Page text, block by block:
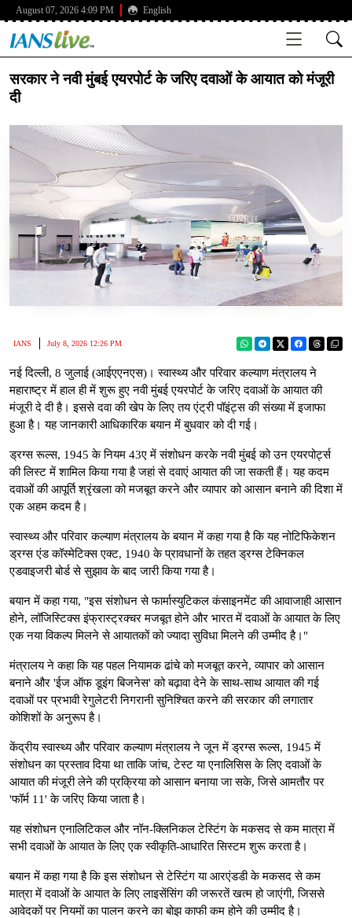
August 07, 2026 4:09 PM English
सरकार ने नवी मुंबई एयरपोर्ट के जरिए दवाओं के आयात को मंजूरी
दी
IANS July 8, 2026 12:26 PM
नई दिल्ली, 8 जुलाई (आईएएनएस)। स्वास्थ्य और परिवार कल्याण मंत्रालय ने
महाराष्ट्र में हाल ही में शुरू हुए नवी मुंबई एयरपोर्ट के जरिए दवाओं के आयात की
मंजूरी दे दी है। इससे दवा की खेप के लिए तय एंट्री पॉइंट्स की संख्या में इजाफा
हुआ है। यह जानकारी आधिकारिक बयान में बुधवार को दी गई।
ड्रग्स रूल्स, 1945 के नियम 43ए में संशोधन करके नवी मुंबई को उन एयरपोर्ट्स
की लिस्ट में शामिल किया गया है जहां से दवाएं आयात की जा सकती हैं। यह कदम
दवाओं की आपूर्ति श्रृंखला को मजबूत करने और व्यापार को आसान बनाने की दिशा में
एक अहम कदम है।
स्वास्थ्य और परिवार कल्याण मंत्रालय के बयान में कहा गया है कि यह नोटिफिकेशन
ड्रग्स एंड कॉस्मेटिक्स एक्ट, 1940 के प्रावधानों के तहत ड्रग्स टेक्निकल
एडवाइजरी बोर्ड से सुझाव के बाद जारी किया गया है।
बयान में कहा गया, "इस संशोधन से फार्मास्युटिकल कंसाइनमेंट की आवाजाही आसान
होने, लॉजिस्टिक्स इंफ्रास्ट्रक्चर मजबूत होने और भारत में दवाओं के आयात के लिए
एक नया विकल्प मिलने से आयातकों को ज्यादा सुविधा मिलने की उम्मीद है।"
मंत्रालय ने कहा कि यह पहल नियामक ढांचे को मजबूत करने, व्यापार को आसान
बनाने और 'ईज ऑफ डूइंग बिजनेस' को बढ़ावा देने के साथ-साथ आयात की गई
दवाओं पर प्रभावी रेगुलेटरी निगरानी सुनिश्चित करने की सरकार की लगातार
कोशिशों के अनुरूप है।
केंद्रीय स्वास्थ्य और परिवार कल्याण मंत्रालय ने जून में ड्रग्स रूल्स, 1945 में
संशोधन का प्रस्ताव दिया था ताकि जांच, टेस्ट या एनालिसिस के लिए दवाओं के
आयात की मंजूरी लेने की प्रक्रिया को आसान बनाया जा सके, जिसे आमतौर पर
'फॉर्म 11' के जरिए किया जाता है।
यह संशोधन एनालिटिकल और नॉन-क्लिनिकल टेस्टिंग के मकसद से कम मात्रा में
सभी दवाओं के आयात के लिए एक स्वीकृति-आधारित सिस्टम शुरू करता है।
बयान में कहा गया है कि इस संशोधन से टेस्टिंग या आरएंडडी के मकसद से कम
मात्रा में दवाओं के आयात के लिए लाइसेंसिंग की जरूरतें खत्म हो जाएंगी, जिससे
आवेदकों पर नियमों का पालन करने का बोझ काफी कम होने की उम्मीद है।